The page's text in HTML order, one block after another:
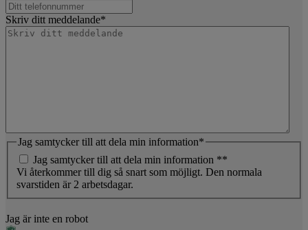
Skriv ditt meddelande*
Jag samtycker till att dela min information*
Jag samtycker till att dela min information **
Vi återkommer till dig så snart som möjligt. Den normala
svarstiden är 2 arbetsdagar.
Jag är inte en robot